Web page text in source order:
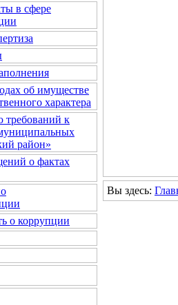
в сфере
об имуществе
характера
требований к
район»
о фактах
о коррупции
Вы здесь: